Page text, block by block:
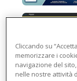
Cliccando su
memorizzare i
navigazione del
nelle nostre attività